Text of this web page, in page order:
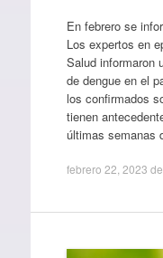
En febrero se
Los expertos en
Salud informaron
de dengue en el
los confirmados
tienen
últimas semanas
febrero 22, 2023 de